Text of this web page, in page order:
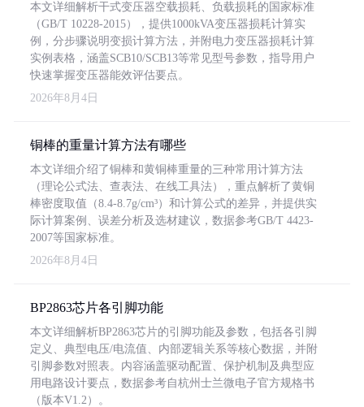
本文详细解析干式变压器空载损耗、负载损耗的国家标准
（GB/T 10228-2015），提供1000kVA变压器损耗计算实
例，分步骤说明变损计算方法，并附电力变压器损耗计算
实例表格，涵盖SCB10/SCB13等常见型号参数，指导用户
快速掌握变压器能效评估要点。
2026年8月4日
铜棒的重量计算方法有哪些
本文详细介绍了铜棒和黄铜棒重量的三种常用计算方法
（理论公式法、查表法、在线工具法），重点解析了黄铜
棒密度取值（8.4-8.7g/cm³）和计算公式的差异，并提供实
际计算案例、误差分析及选材建议，数据参考GB/T 4423-
2007等国家标准。
2026年8月4日
BP2863芯片各引脚功能
本文详细解析BP2863芯片的引脚功能及参数，包括各引脚
定义、典型电压/电流值、内部逻辑关系等核心数据，并附
引脚参数对照表。内容涵盖驱动配置、保护机制及典型应
用电路设计要点，数据参考自杭州士兰微电子官方规格书
（版本V1.2）。